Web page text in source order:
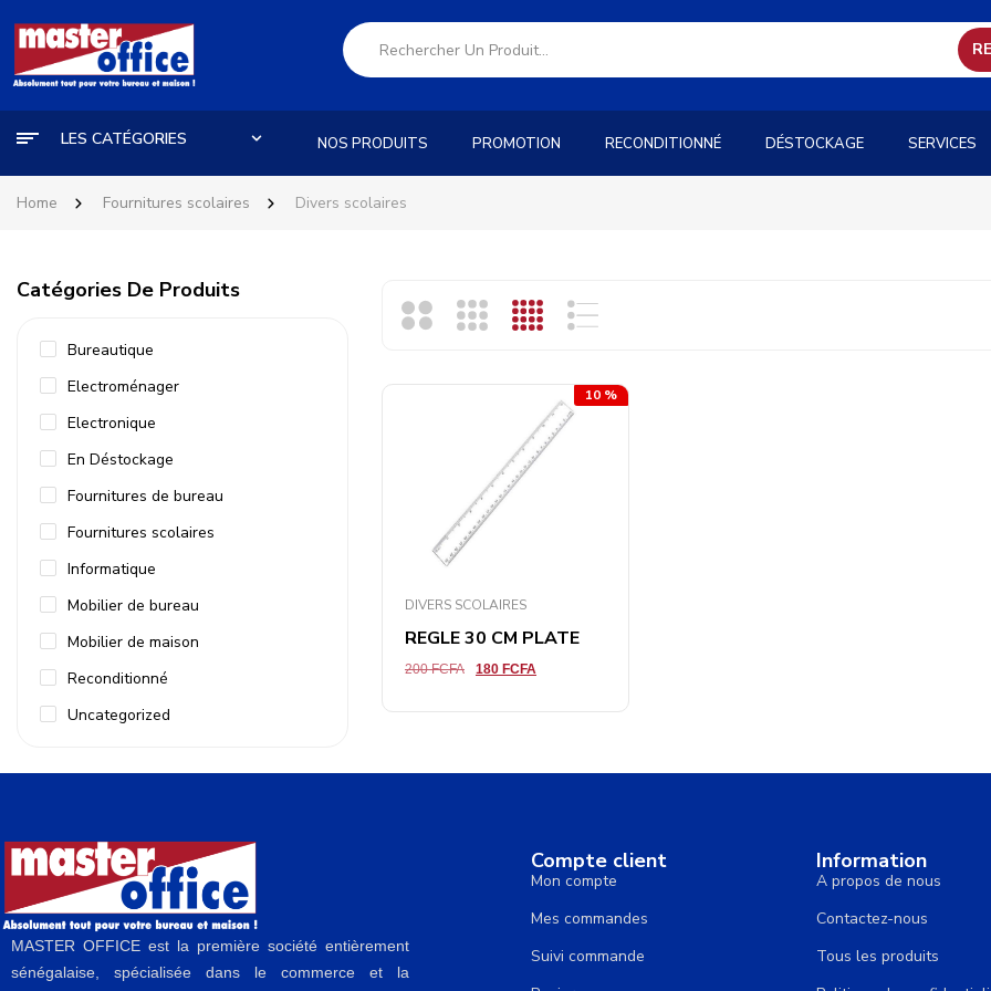
LES CATÉGORIES NOS PRODUITS PROMOTION RECONDITIONNÉ DÉSTOCKAGE SERVICES
Home Fournitures scolaires Divers scolaires
Catégories De Produits
Bureautique
Electroménager
Electronique
En Déstockage
Fournitures de bureau
Fournitures scolaires
Informatique
Mobilier de bureau
Mobilier de maison
Reconditionné
Uncategorized
10 %
DIVERS SCOLAIRES
REGLE 30 CM PLATE
200FCFA 180 FCFA
MASTER OFFICE est la première société entièrement
sénégalaise, spécialisée dans le commerce et la
Compte client
Mon compte
Mes commandes
Suivi commande
Information
A propos de nous
Contactez-nous
Tous les produits